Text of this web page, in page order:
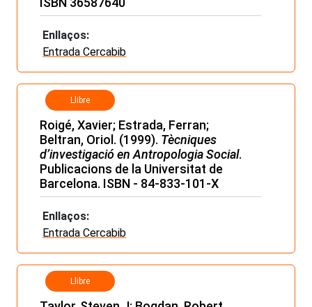
Enllaços:
Entrada Cercabib
Llibre
Roigé, Xavier; Estrada, Ferran;
Beltran, Oriol. (1999). Tècniques
d’investigació en Antropologia Social.
Publicacions de la Universitat de
Barcelona. ISBN - 84-833-101-X
Enllaços:
Entrada Cercabib
Llibre